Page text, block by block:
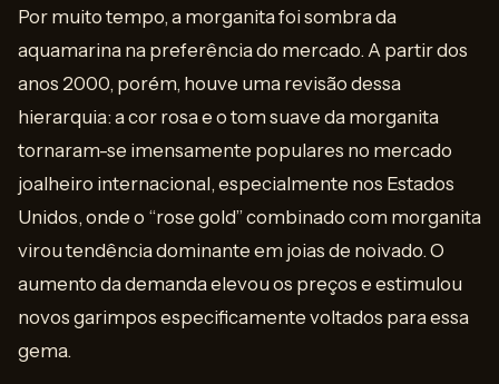
Por muito tempo, a morganita foi sombra da
aquamarina na preferência do mercado. A partir dos
anos 2000, porém, houve uma revisão dessa
hierarquia: a cor rosa e o tom suave da morganita
tornaram-se imensamente populares no mercado
joalheiro internacional, especialmente nos Estados
Unidos, onde o “rose gold” combinado com morganita
virou tendência dominante em joias de noivado. O
aumento da demanda elevou os preços e estimulou
novos garimpos especificamente voltados para essa
gema.